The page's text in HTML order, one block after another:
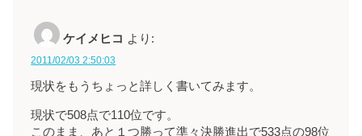
ケイメヒコ より:
2011/02/03 2:50:03
現状をもうちょっと詳しく書いてみます。
現状で508点で110位です。
このまま、あと１つ勝って準々決勝進出で533点の98位